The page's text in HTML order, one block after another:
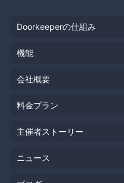
Doorkeeperの仕組み
機能
会社概要
料金プラン
主催者ストーリー
ニュース